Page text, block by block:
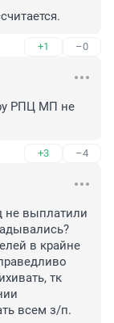
+1 –0
РПЦ МП не
+3 –4
не выплатили
в крайне
тк
всем з/п.